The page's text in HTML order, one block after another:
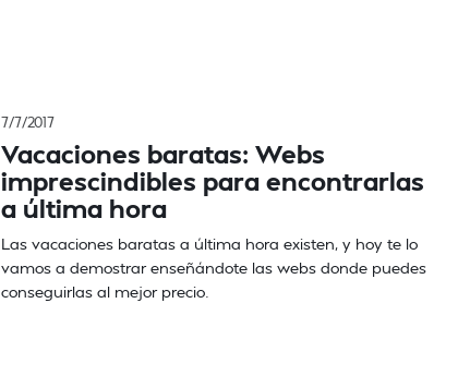
7/7/2017
Vacaciones baratas: Webs
imprescindibles para encontrarlas
a última hora
Las vacaciones baratas a última hora existen, y hoy te lo
vamos a demostrar enseñándote las webs donde puedes
conseguirlas al mejor precio.